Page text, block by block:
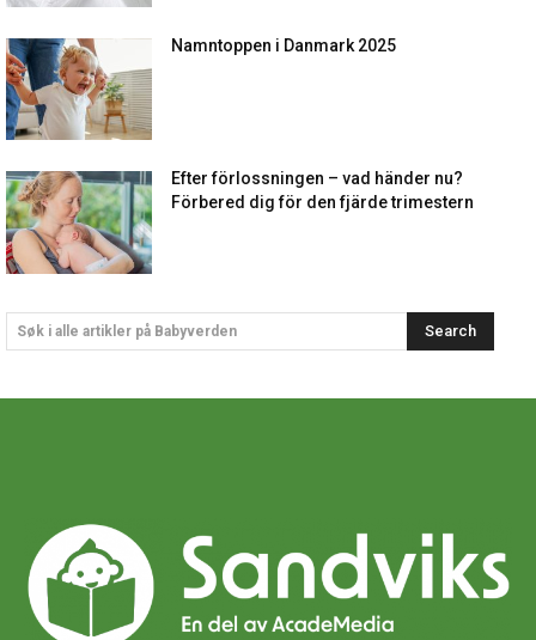
Namntoppen i Danmark 2025
Efter förlossningen – vad händer nu?
Förbered dig för den fjärde trimestern
Søk i alle artikler på Babyverden Search